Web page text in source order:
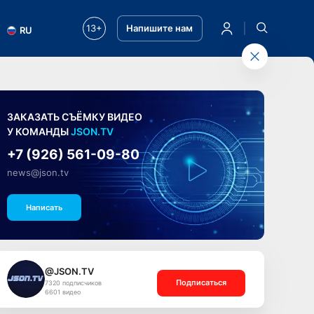
RU 13+ Напишите нам
ЗАКАЗАТЬ СЪЁМКУ ВИДЕО
У КОМАНДЫJSON.TV
+7 (926) 561-09-80
news@json.tv
Написать
@JSON.TV
7320 подписчиков
6601 видео
Подписаться